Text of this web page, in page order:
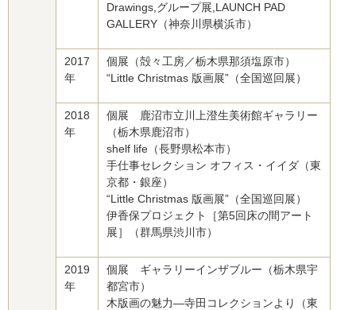
Drawings,グループ展,LAUNCH PAD
GALLERY（神奈川県横浜市）
2017
年
個展（殻々工房／栃木県那須塩原市）
“Little Christmas 版画展”（全国巡回展）
2018
年
個展 鹿沼市立川上澄生美術館ギャラリー
（栃木県鹿沼市）
shelf life（長野県松本市）
手仕事セレクション オフィス・イイダ（東
京都・銀座）
“Little Christmas 版画展”（全国巡回展）
伊香保プロジェクト［第5回床の間アート
展］（群馬県渋川市）
2019
年
個展 ギャラリーインザブルー（栃木県宇
都宮市）
木版画の魅力―寺田コレクションより（東